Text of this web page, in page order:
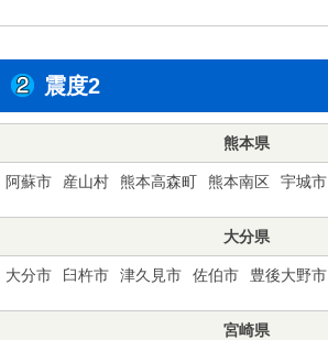
震度2
熊本県
阿蘇市 産山村 熊本高森町 熊本南区 宇城市
大分県
大分市 臼杵市 津久見市 佐伯市 豊後大野市
宮崎県